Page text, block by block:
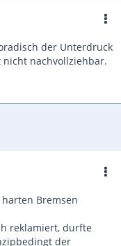
der Unterdruck
nicht nachvollziehbar.
Bremsen
reklamiert, durfte
der